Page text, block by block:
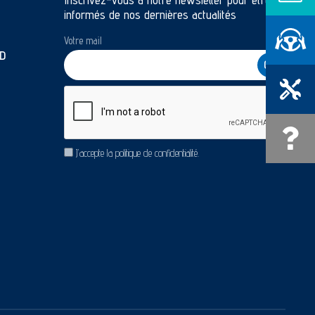
Réserver
Prendre
Une
informés de nos dernières actualités
Votre mail
RGPDJ’accepte la politique de confidentialité.